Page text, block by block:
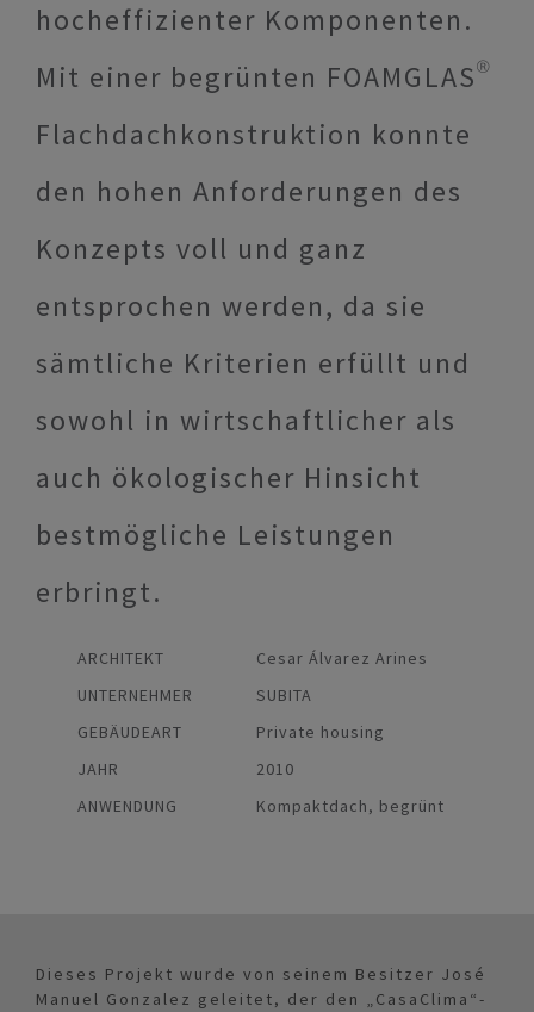
hocheffizienter Komponenten.
Mit einer begrünten FOAMGLAS®
Flachdachkonstruktion konnte
den hohen Anforderungen des
Konzepts voll und ganz
entsprochen werden, da sie
sämtliche Kriterien erfüllt und
sowohl in wirtschaftlicher als
auch ökologischer Hinsicht
bestmögliche Leistungen
erbringt.
ARCHITEKT
Cesar Álvarez Arines
UNTERNEHMER
SUBITA
GEBÄUDEART
Private housing
JAHR
2010
ANWENDUNG
Kompaktdach, begrünt
Dieses Projekt wurde von seinem Besitzer José
Manuel Gonzalez geleitet, der den „CasaClima“-